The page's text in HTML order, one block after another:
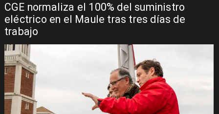
CGE normaliza el 100% del suministro
eléctrico en el Maule tras tres días de
trabajo